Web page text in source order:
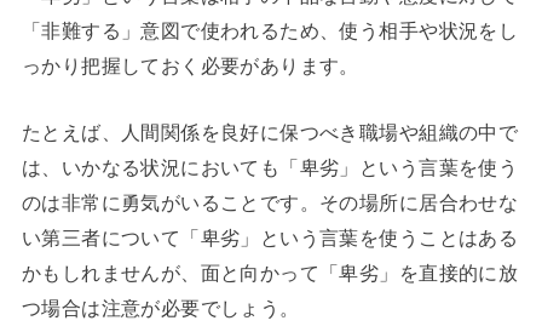
「非難する」意図で使われるため、使う相手や状況をし
っかり把握しておく必要があります。
たとえば、人間関係を良好に保つべき職場や組織の中で
は、いかなる状況においても「卑劣」という言葉を使う
のは非常に勇気がいることです。その場所に居合わせな
い第三者について「卑劣」という言葉を使うことはある
かもしれませんが、面と向かって「卑劣」を直接的に放
つ場合は注意が必要でしょう。